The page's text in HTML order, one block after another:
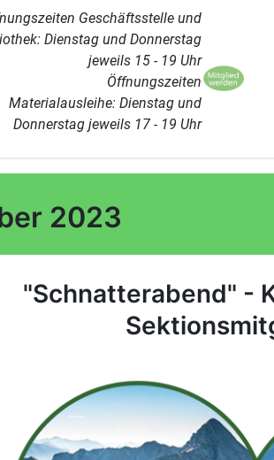
Geschäftsstelle und
Dienstag und Donnerstag
jeweils 15 - 19 Uhr
Öffnungszeiten
Materialausleihe: Dienstag und
Donnerstag jeweils 17 - 19 Uhr
2023
"Schnatterabend" -